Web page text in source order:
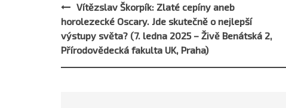
Post
navigation
Vítězslav Škorpík: Zlaté cepíny aneb
horolezecké Oscary. Jde skutečně o nejlepší
výstupy světa? (7. ledna 2025 – Živě Benátská 2,
Přírodovědecká fakulta UK, Praha)